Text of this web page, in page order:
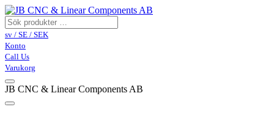
sv / SE / SEK
Konto
Call Us
Varukorg
JB CNC & Linear Components AB